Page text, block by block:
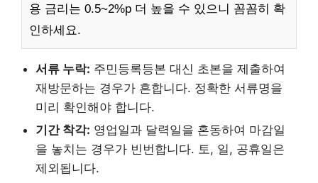
용 금리는 0.5~2%p 더 높을 수 있으니 꼼꼼히 확
인하세요.
서류 누락: 주민등록등본 대신 초본을 제출하여
재방문하는 경우가 흔합니다. 정확한 서류명을
미리 확인해야 합니다.
기간 착각: 영업일과 달력일을 혼동하여 마감일
을 놓치는 경우가 빈번합니다. 토, 일, 공휴일은
제외됩니다.